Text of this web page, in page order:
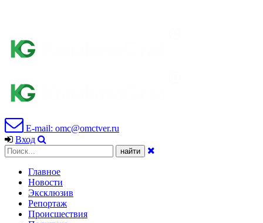
E-mail: omc@omctver.ru
Вход
Главное
Новости
Эксклюзив
Репортаж
Происшествия